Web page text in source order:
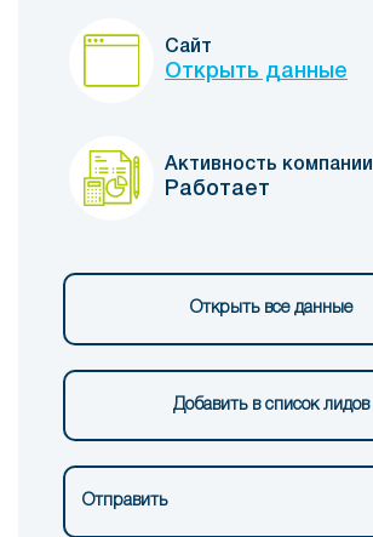
Сайт
Открыть данные
Активность компании
Работает
Открыть все данные
Добавить в список лидов
Отправить